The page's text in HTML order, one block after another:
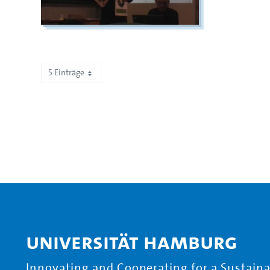
5 Einträge
Universität Hamburg